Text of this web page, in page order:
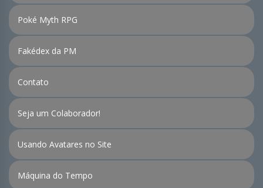
Poké Myth RPG
Fakédex da PM
Contato
Seja um Colaborador!
Usando Avatares no Site
Máquina do Tempo